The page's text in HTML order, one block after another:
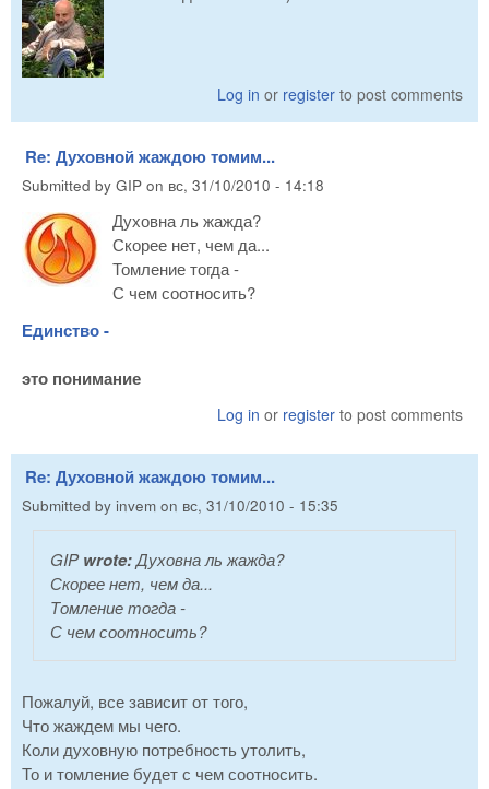
Log in or register to post comments
Re: Духовной жаждою томим...
Submitted by GIP on вс, 31/10/2010 - 14:18
Духовна ль жажда?
Скорее нет, чем да...
Томление тогда -
С чем соотносить?
Единство -
это понимание
Log in or register to post comments
Re: Духовной жаждою томим...
Submitted by invem on вс, 31/10/2010 - 15:35
GIPwrote:Духовна ль жажда?
Скорее нет, чем да...
Томление тогда -
С чем соотносить?
Пожалуй, все зависит от того,
Что жаждем мы чего.
Коли духовную потребность утолить,
То и томление будет с чем соотносить.